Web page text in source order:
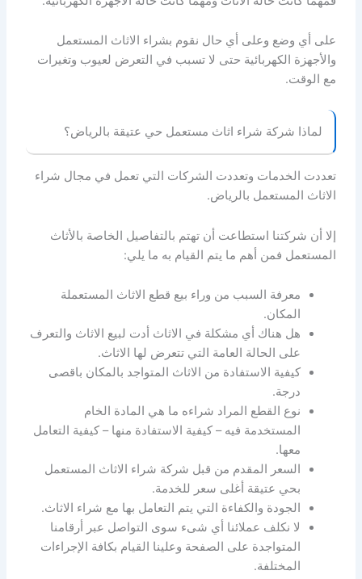
على أي وضع وعلى أي حال نقوم بشراء الاثاث المستعمل
والأجهزة الكهربائية حتى لا تسبب في التعرض لعيوب وتغيرات
مع الوقت.
لماذا شركة شراء اثاث مستعمل حي عتيقة بالرياض؟
تعددت الخدمات وتعددت الشركات التي تعمل في مجال شراء
الاثاث المستعمل بالرياض.
إلا أن شركتنا استطاعت أن تهتم بالتفاصيل الخاصة بالأثاث
المستعمل فمن أهم ما يتم القيام به ما يلي:
معرفة السبب من وراء بيع قطع الاثاث المستعملة
المكان.
هل هناك أي مشكلة في الاثاث أدت لبيع الاثاث والتعرف
على الحالة العامة التي تتعرض لها الاثاث.
كيفية الاستفادة من الاثاث المتواجد بالمكان باقصى
درجة.
نوع القطع المراد شراءه ما هي المادة الخام
المستخدمة فيه – كيفية الاستفادة منها – كيفية التعامل
معها.
السعر المقدم من قبل شركة شراء الاثاث المستعمل
بحي عتيقة أغلى سعر للخدمة.
الجودة والكفاءة التي يتم التعامل بها مع شراء الاثاث.
لا نكلف عملائنا أي شىء سوى التواصل عبر أرقامنا
المتواجدة على الصفحة وعلينا القيام بكافة الإجراءات
المختلفة.